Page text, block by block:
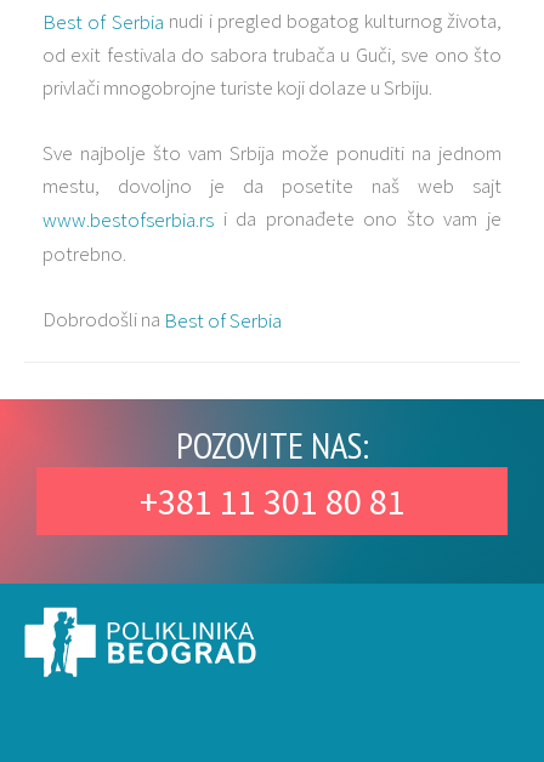
Best of Serbia nudi i pregled bogatog kulturnog života,
od exit festivala do sabora trubača u Guči, sve ono što
privlači mnogobrojne turiste koji dolaze u Srbiju.
Sve najbolje što vam Srbija može ponuditi na jednom
mestu, dovoljno je da posetite naš web sajt
www.bestofserbia.rs i da pronađete ono što vam je
potrebno.
Dobrodošli na Best of Serbia
POZOVITE NAS:
+381 11 301 80 81